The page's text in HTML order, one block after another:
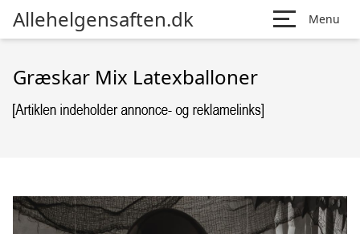
Allehelgensaften.dk Menu
Græskar Mix Latexballoner